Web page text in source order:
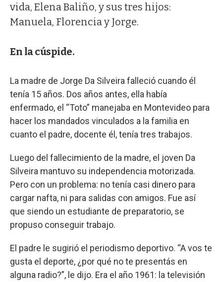
vida, Elena Baliño, y sus tres hijos:
Manuela, Florencia y Jorge.
En la cúspide.
La madre de Jorge Da Silveira falleció cuando él
tenía 15 años. Dos años antes, ella había
enfermado, el “Toto” manejaba en Montevideo para
hacer los mandados vinculados a la familia en
cuanto el padre, docente él, tenía tres trabajos.
Luego del fallecimiento de la madre, el joven Da
Silveira mantuvo su independencia motorizada.
Pero con un problema: no tenía casi dinero para
cargar nafta, ni para salidas con amigos. Fue así
que siendo un estudiante de preparatorio, se
propuso conseguir trabajo.
El padre le sugirió el periodismo deportivo. “A vos te
gusta el deporte, ¿por qué no te presentás en
alguna radio?”, le dijo. Era el año 1961: la televisión